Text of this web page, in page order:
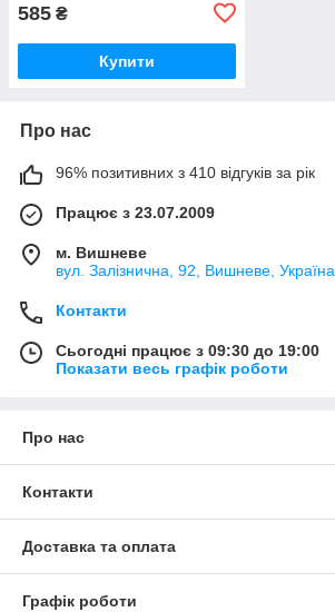
585 ₴
Купити
Про нас
96% позитивних з 410 відгуків за рік
Працює з 23.07.2009
м. Вишневе
вул. Залізнична, 92, Вишневе, Україна
Контакти
Сьогодні працює з 09:30 до 19:00
Показати весь графік роботи
Про нас
Контакти
Доставка та оплата
Графік роботи